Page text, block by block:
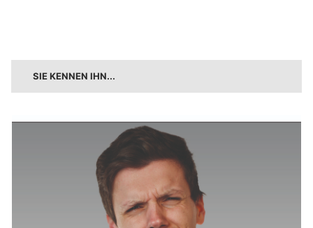
SIE KENNEN IHN...